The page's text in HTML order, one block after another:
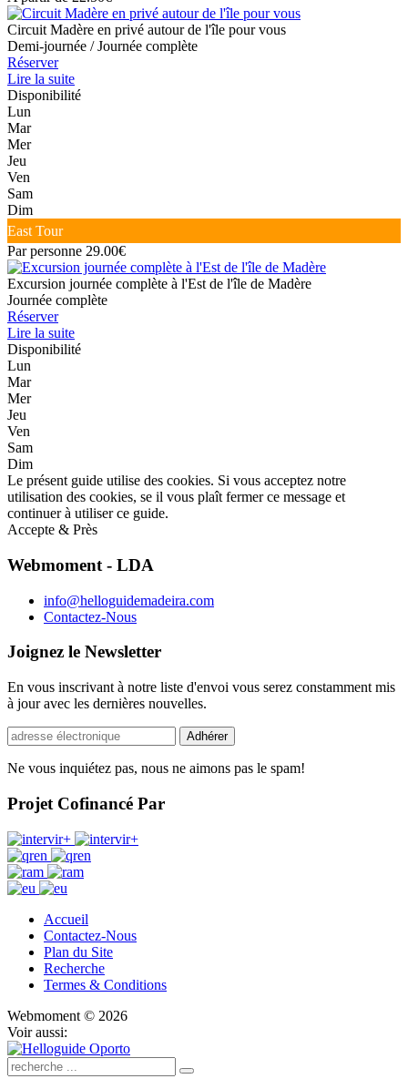
Circuit Madère en privé autour de l'île pour vous
Demi-journée / Journée complète
Réserver
Lire la suite
Disponibilité
Lun
Mar
Mer
Jeu
Ven
Sam
Dim
East Tour
Par personne 29.00€
Excursion journée complète à l'Est de l'île de Madère
Journée complète
Réserver
Lire la suite
Disponibilité
Lun
Mar
Mer
Jeu
Ven
Sam
Dim
Le présent guide utilise des cookies. Si vous acceptez notre
utilisation des cookies, se il vous plaît fermer ce message et
continuer à utiliser ce guide.
Accepte & Près
Webmoment - LDA
info@helloguidemadeira.com
Contactez-Nous
Joignez le Newsletter
En vous inscrivant à notre liste d'envoi vous serez constamment mis
à jour avec les dernières nouvelles.
Ne vous inquiétez pas, nous ne aimons pas le spam!
Projet Cofinancé Par
Accueil
Contactez-Nous
Plan du Site
Recherche
Termes & Conditions
Webmoment © 2026
Voir aussi: